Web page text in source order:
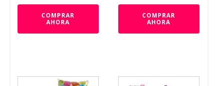
COMPRAR
AHORA
COMPRAR
AHORA